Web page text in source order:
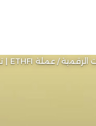
الرقمية/ عملة ETHFI | تحليل وتوقعات العملة بعد إطلاق بطاقة الدفع وفك الرموز